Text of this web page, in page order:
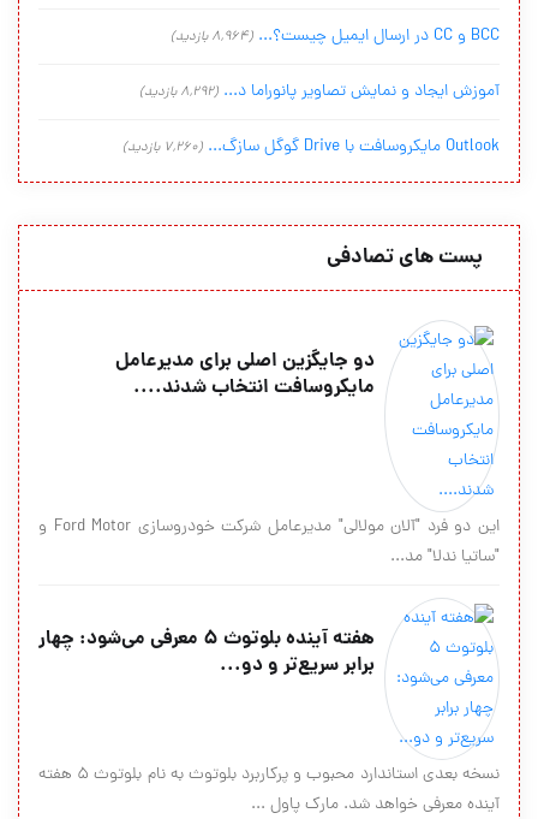
BCC و CC در ارسال ایمیل چیست؟... (8,964 بازدید)
آموزش ایجاد و نمایش تصاویر پانوراما د... (8,292 بازدید)
Outlook مایکروسافت با Drive گوگل سازگ... (7,260 بازدید)
پست های تصادفی
دو جایگزین اصلی برای مدیرعامل
مایکروسافت انتخاب شدند....
این دو فرد "آلان مولالی" مدیرعامل شرکت خودروسازی Ford Motor و
"ساتیا ندلا" مد...
هفته آینده بلوتوث ۵ معرفی می‌شود: چهار
برابر سریع‌تر و دو...
نسخه بعدی استاندارد محبوب و پرکاربرد بلوتوث به نام بلوتوث ۵ هفته
آینده معرفی خواهد شد. مارک پاول ...